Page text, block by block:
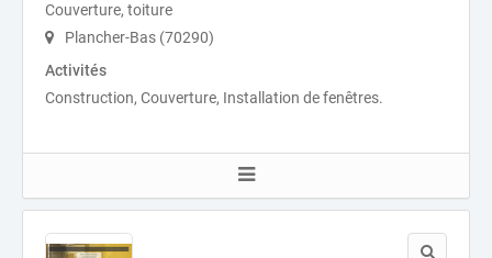
Couverture, toiture
Plancher-Bas (70290)
Activités
Construction, Couverture, Installation de fenêtres.